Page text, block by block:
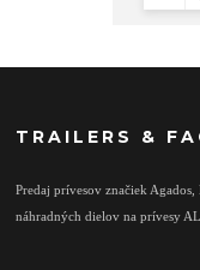
TRAILERS &
Predaj prívesov značiek
náhradných dielov na prívesy